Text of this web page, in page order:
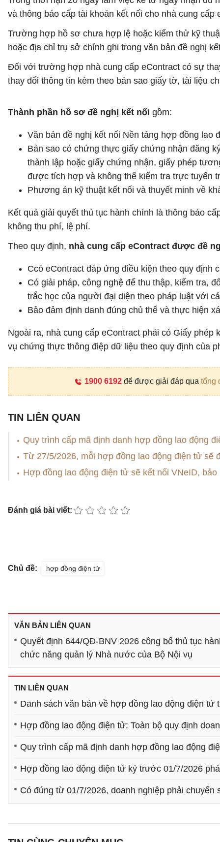
và thông báo cấp tài khoản kết nối cho nhà cung cấp
Trường hợp hồ sơ chưa hợp lệ hoặc kiểm thử kỹ
hoặc địa chỉ trụ sở chính ghi trong văn bản đề nghị
Đối với trường hợp nhà cung cấp eContract có sự
thay đổi thông tin kèm theo bản sao giấy tờ, tài liệu
Thành phần hồ sơ đề nghị kết nối gồm:
Văn bản đề nghị kết nối Nền tảng hợp đồng lao
Bản sao có chứng thực giấy chứng nhận đăng
thành lập hoặc giấy chứng nhận, giấy phép
được tích hợp và không thể kiểm tra trực tuyến
Phương án kỹ thuật kết nối và thuyết minh về
Kết quả giải quyết thủ tục hành chính là thông báo
không thu phí, lệ phí.
Theo quy định, nhà cung cấp eContract được đề
Ccó eContract đáp ứng điều kiện theo quy định
Có giải pháp, công nghệ để thu thập, kiểm tra,
trắc học của người đại diện theo pháp luật với
Bảo đảm định danh đúng chủ thể và thực hiện
Ngoài ra, nhà cung cấp eContract phải có Giấy
vụ chứng thực thông điệp dữ liệu theo quy định của
1900 6192để được giải đáp qua tổng
TIN LIÊN QUAN
Quy trình cấp mã định danh hợp đồng lao động
Từ 27/5/2026, mỗi hợp đồng lao động điện tử sẽ
Hợp đồng lao động điện tử sẽ kết nối VNeID,
Đánh giá bài viết:
Chủ đề: hợp đồng điện tử
VĂN BẢN LIÊN QUAN
Quyết định 644/QĐ-BNV 2026 công bố thủ tục
chức năng quản lý Nhà nước của Bộ Nội vụ
TIN LIÊN QUAN
Danh sách văn bản về hợp đồng lao động điện tử
Hợp đồng lao động điện tử: Toàn bộ quy định
Quy trình cấp mã định danh hợp đồng lao động
Hợp đồng lao động điện tử ký trước 01/7/2026
Có đúng từ 01/7/2026, doanh nghiệp phải